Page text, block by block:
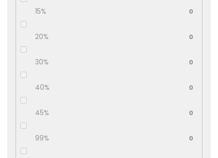
15% 0
20% 0
30% 0
40% 0
45% 0
99% 0